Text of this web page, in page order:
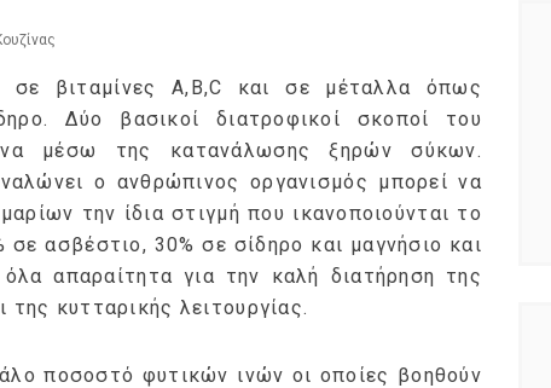
σε βιταμίνες A,B,C και σε μέταλλα όπως
Δύο βασικοί διατροφικοί σκοποί του
μέσω της κατανάλωσης ξηρών σύκων.
ο ανθρώπινος οργανισμός μπορεί να
την ίδια στιγμή που ικανοποιούνται το
ασβέστιο, 30% σε σίδηρο και μαγνήσιο και
απαραίτητα για την καλή διατήρηση της
κυτταρικής λειτουργίας.
ποσοστό φυτικών ινών οι οποίες βοηθούν